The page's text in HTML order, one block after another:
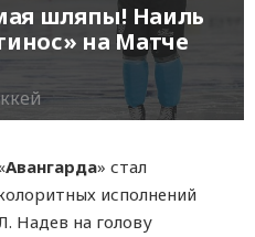
шляпы! Наиль
на Матче
Авангарда» стал
исполнений
Надев на голову